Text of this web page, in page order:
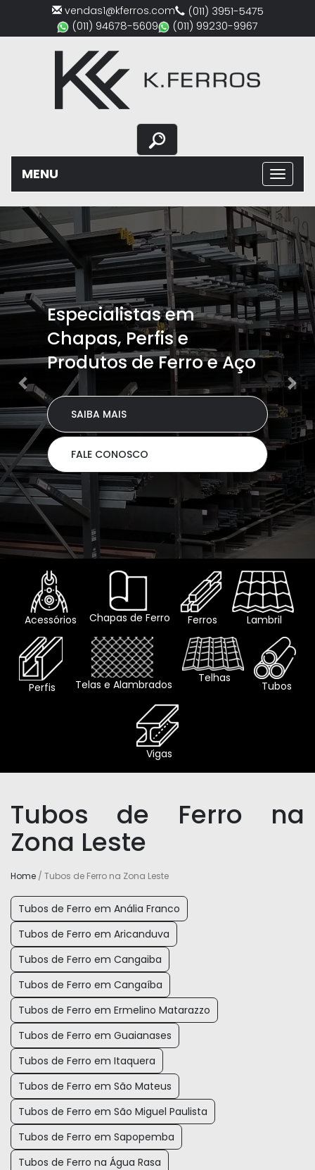
vendas1@kferros.com
(011) 3951-5475
(011) 94678-5609
(011) 99230-9967
MENU
Ferro e aço em São
Paulo Capital,
entregamos em até 24h
SAIBA MAIS
FALE CONOSCO
Previous
Acessórios Chapas de Ferro Ferros Lambril
Perfis Telas e Alambrados
Telhas
Tubos
Vigas
Tubos de Ferro na
Zona Leste
Home / Tubos de Ferro na Zona Leste
Tubos de Ferro em Anália Franco
Tubos de Ferro em Aricanduva
Tubos de Ferro em Cangaiba
Tubos de Ferro em Cangaíba
Tubos de Ferro em Ermelino Matarazzo
Tubos de Ferro em Guaianases
Tubos de Ferro em Itaquera
Tubos de Ferro em São Mateus
Tubos de Ferro em São Miguel Paulista
Tubos de Ferro em Sapopemba
Tubos de Ferro na Água Rasa